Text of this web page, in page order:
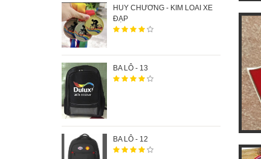
HUY CHƯƠNG - KIM LOAI XE
ĐẠP
BA LÔ - 13
BA LÔ - 12